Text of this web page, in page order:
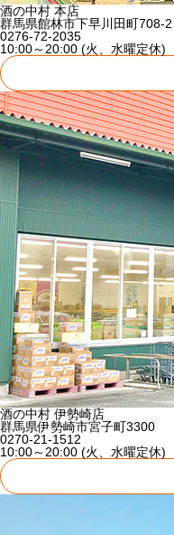
酒の中村 本店
群馬県館林市下早川田町708-2
0276-72-2035
10:00～20:00 (火、水曜定休)
酒の中村 伊勢崎店
群馬県伊勢崎市宮子町3300
0270-21-1512
10:00～20:00 (火、水曜定休)